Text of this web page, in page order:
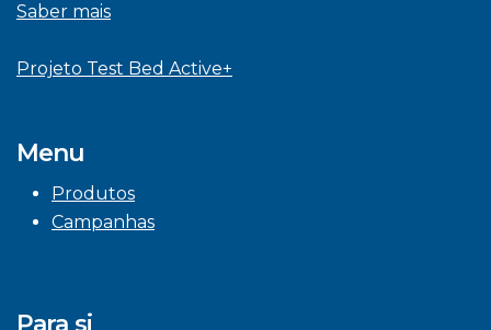
Saber mais
Projeto Test Bed Active+
Menu
Produtos
Campanhas